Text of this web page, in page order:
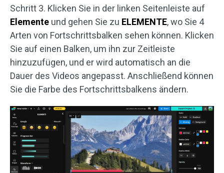
Schritt 3. Klicken Sie in der linken Seitenleiste auf
Elemente und gehen Sie zu ELEMENTE, wo Sie 4
Arten von Fortschrittsbalken sehen können. Klicken
Sie auf einen Balken, um ihn zur Zeitleiste
hinzuzufügen, und er wird automatisch an die
Dauer des Videos angepasst. Anschließend können
Sie die Farbe des Fortschrittsbalkens ändern.